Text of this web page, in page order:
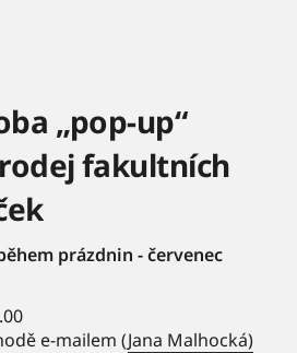
„pop-up“
fakultních
prázdnin - červenec
e-mailem (Jana Malhocká)